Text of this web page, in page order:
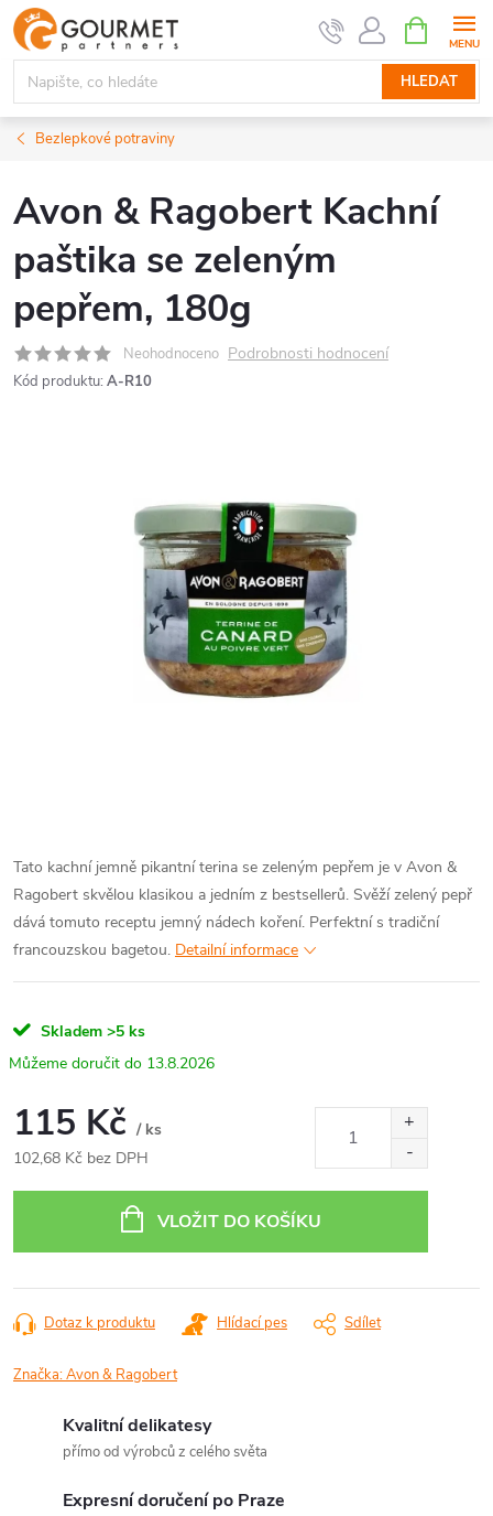
Přejít
na
obsah
HLEDAT
NÁKUPNÍ
KOŠÍK
Bezlepkové potraviny
Avon & Ragobert Kachní
paštika se zeleným
pepřem, 180g
Neohodnoceno Podrobnosti hodnocení
Kód produktu: A-R10
Tato kachní jemně pikantní terina se zeleným pepřem je v Avon &
Ragobert skvělou klasikou a jedním z bestsellerů. Svěží zelený pepř
dává tomuto receptu jemný nádech koření. Perfektní s tradiční
francouzskou bagetou. Detailní informace
Skladem >5 ks
13.8.2026
115 Kč / ks
102,68 Kč bez DPH
VLOŽIT DO KOŠÍKU
Dotaz k produktu Hlídací pes Sdílet
Značka:Avon & Ragobert
Kvalitní delikatesy
přímo od výrobců z celého světa
Expresní doručení po Praze